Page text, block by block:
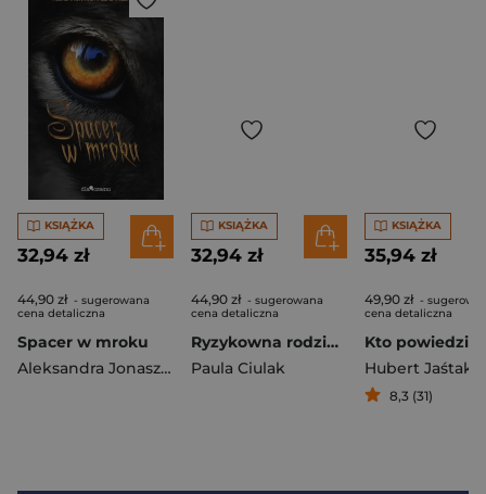
KSIĄŻKA
32,94 zł
44,90 zł - sugerowana
cena detaliczna
Spacer w mroku
Aleksandra Jonasz-Zakrzewska
KSIĄŻKA
32,94 zł
44,90 zł - sugerowana
cena detaliczna
Ryzykowna rodzina. Zakochani w mafii. Tom 3
Paula Ciulak
KSIĄŻKA
35,94 zł
49,90 zł -
cena detaliczna
Hubert Jaśtak
8,3 (31)